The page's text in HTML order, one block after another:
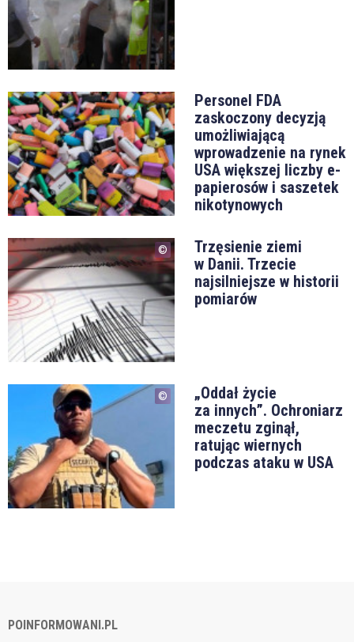
Personel FDA
zaskoczony decyzją
umożliwiającą
wprowadzenie na rynek
USA większej liczby e-
papierosów i saszetek
nikotynowych
Trzęsienie ziemi
w Danii. Trzecie
najsilniejsze w historii
pomiarów
„Oddał życie
za innych”. Ochroniarz
meczetu zginął,
ratując wiernych
podczas ataku w USA
POINFORMOWANI.PL